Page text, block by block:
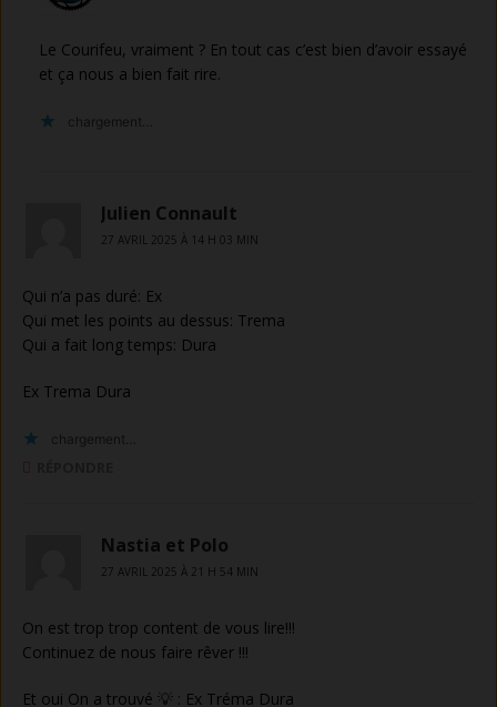
Le Courifeu, vraiment ? En tout cas c’est bien d’avoir essayé
et ça nous a bien fait rire.
chargement…
Julien Connault
27 AVRIL 2025 À 14 H 03 MIN
Qui n’a pas duré: Ex
Qui met les points au dessus: Trema
Qui a fait long temps: Dura
Ex Trema Dura
chargement…
Nastia et Polo
27 AVRIL 2025 À 21 H 54 MIN
On est trop trop content de vous lire!!!
Continuez de nous faire rêver !!!
Et oui On a trouvé 💡 : Ex Tréma Dura